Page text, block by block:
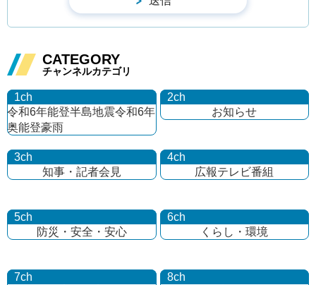
CATEGORY
チャンネルカテゴリ
1ch
令和6年能登半島地震令和6年
奥能登豪雨
2ch
お知らせ
3ch
知事・記者会見
4ch
広報テレビ番組
5ch
防災・安全・安心
6ch
くらし・環境
7ch
8ch